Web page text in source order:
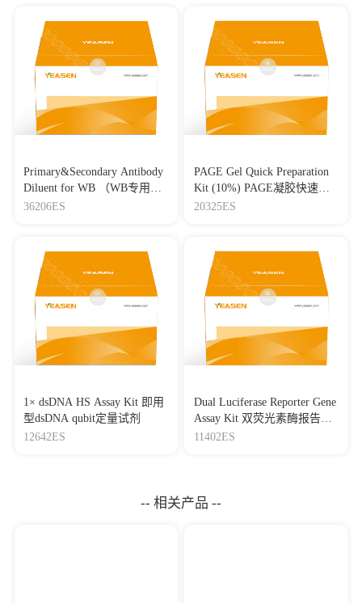
Primary&Secondary Antibody
Diluent for WB （WB专用一
抗二抗稀释液）
36206ES
PAGE Gel Quick Preparation
Kit (10%) PAGE凝胶快速制
备试剂盒（10%）
20325ES
1× dsDNA HS Assay Kit 即用
型dsDNA qubit定量试剂
12642ES
Dual Luciferase Reporter Gene
Assay Kit 双荧光素酶报告基
因检测试剂盒
11402ES
-- 相关产品 --